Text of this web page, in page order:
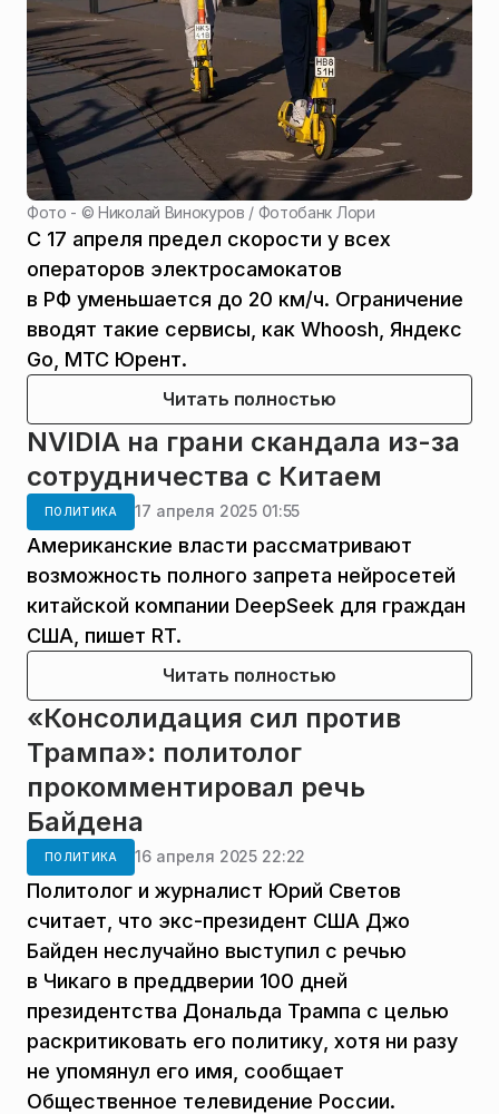
Фото - ©Николай Винокуров / Фотобанк Лори
С 17 апреля предел скорости у всех
операторов электросамокатов
в РФ уменьшается до 20 км/ч. Ограничение
вводят такие сервисы, как Whoosh, Яндекс
Go, МТС Юрент.
Читать полностью
NVIDIA на грани скандала из-за
сотрудничества с Китаем
ПОЛИТИКА 17 апреля 2025 01:55
Американские власти рассматривают
возможность полного запрета нейросетей
китайской компании DeepSeek для граждан
США, пишет RT.
Читать полностью
«Консолидация сил против
Трампа»: политолог
прокомментировал речь
Байдена
ПОЛИТИКА 16 апреля 2025 22:22
Политолог и журналист Юрий Светов
считает, что экс-президент США Джо
Байден неслучайно выступил с речью
в Чикаго в преддверии 100 дней
президентства Дональда Трампа с целью
раскритиковать его политику, хотя ни разу
не упомянул его имя, сообщает
Общественное телевидение России.